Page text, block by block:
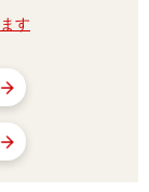
す